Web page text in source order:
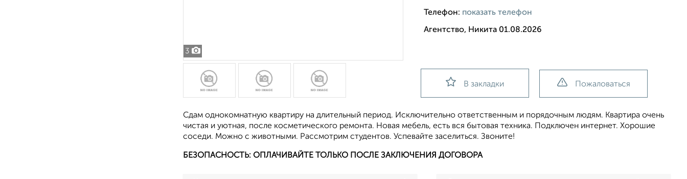
3
Телефон: показать телефон
Агентство, Никита 01.08.2026
В закладки Пожаловаться
Сдам однокомнатную квартиру на длительный период. Исключительно ответственным и порядочным людям. Квартира очень
чистая и уютная, после косметического ремонта. Новая мебель, есть вся бытовая техника. Подключен интернет. Хорошие
соседи. Можно с животными. Рассмотрим студентов. Успевайте заселиться. Звоните!
БЕЗОПАСНОСТЬ: ОПЛАЧИВАЙТЕ ТОЛЬКО ПОСЛЕ ЗАКЛЮЧЕНИЯ ДОГОВОРА